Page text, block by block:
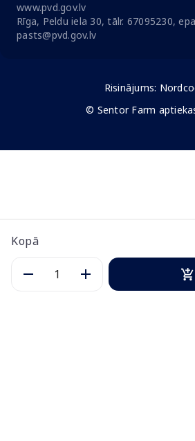
Kopā
www.pvd.gov.lv
Rīga, Peldu iela 30, tālr. 67095230,
pasts@pvd.gov.lv
Risinājums:
© Sentor Farm